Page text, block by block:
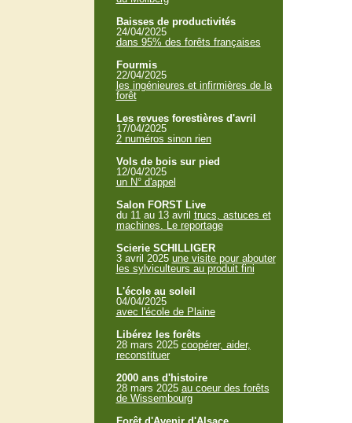
Baisses de productivités
24/04/2025
dans 95% des forêts françaises
Fourmis
22/04/2025
les ingénieures et infirmières de la
forêt
Les revues forestières d'avril
17/04/2025
2 numéros sinon rien
Vols de bois sur pied
12/04/2025
un N° d'appel
Salon FORST Live
du 11 au 13 avril trucs, astuces et
machines. Le reportage
Scierie SCHILLIGER
3 avril 2025 une visite pour abouter
les sylviculteurs au produit fini
L'école au soleil
04/04/2025
avec l'école de Plaine
Libérez les forêts
28 mars 2025 coopérer, aider,
reconstituer
2000 ans d'histoire
28 mars 2025 au coeur des forêts
de Wissembourg